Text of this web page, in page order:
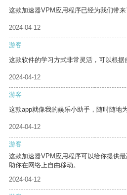
这款加速器VPM应用程序已经为我们带来
2024-04-12
游客
这款软件的学习方式非常灵活，可以根据
2024-04-12
游客
这款app就像我的娱乐小助手，随时随地
2024-04-12
游客
这款加速器VPM应用程序可以给你提供
助你在网络上自由移动。
2024-04-12